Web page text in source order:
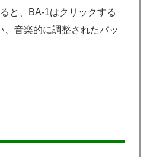
と、BA-1はクリックする
、音楽的に調整されたパッ